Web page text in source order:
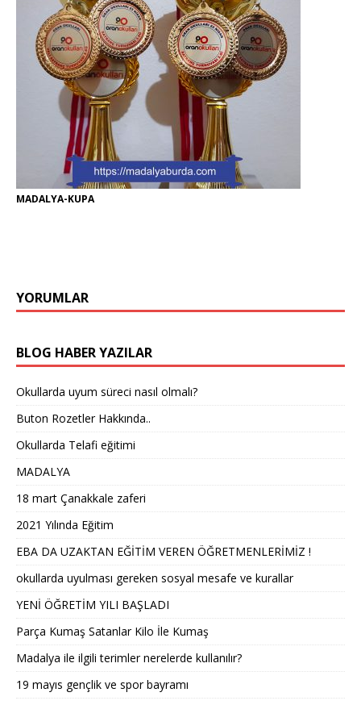
MADALYA-KUPA
YORUMLAR
BLOG HABER YAZILAR
Okullarda uyum süreci nasıl olmalı?
Buton Rozetler Hakkında..
Okullarda Telafi eğitimi
MADALYA
18 mart Çanakkale zaferi
2021 Yılında Eğitim
EBA DA UZAKTAN EĞİTİM VEREN ÖĞRETMENLERİMİZ !
okullarda uyulması gereken sosyal mesafe ve kurallar
YENİ ÖĞRETİM YILI BAŞLADI
Parça Kumaş Satanlar Kilo İle Kumaş
Madalya ile ilgili terimler nerelerde kullanılır?
19 mayıs gençlik ve spor bayramı